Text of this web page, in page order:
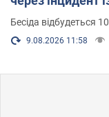
Бесіда відбудеться
9.08.2026 11:58